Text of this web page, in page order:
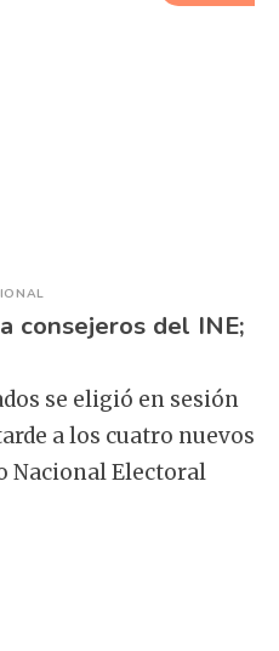
consejeros del INE;
se eligió en sesión
a los cuatro nuevos
Nacional Electoral